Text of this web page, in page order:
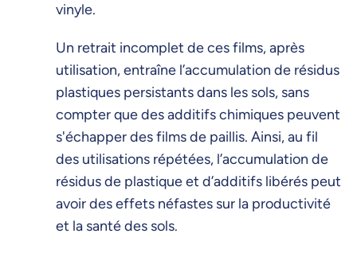
vinyle.
Un retrait incomplet de ces films, après
utilisation, entraîne l’accumulation de résidus
plastiques persistants dans les sols, sans
compter que des additifs chimiques peuvent
s'échapper des films de paillis. Ainsi, au fil
des utilisations répétées, l’accumulation de
résidus de plastique et d’additifs libérés peut
avoir des effets néfastes sur la productivité
et la santé des sols.